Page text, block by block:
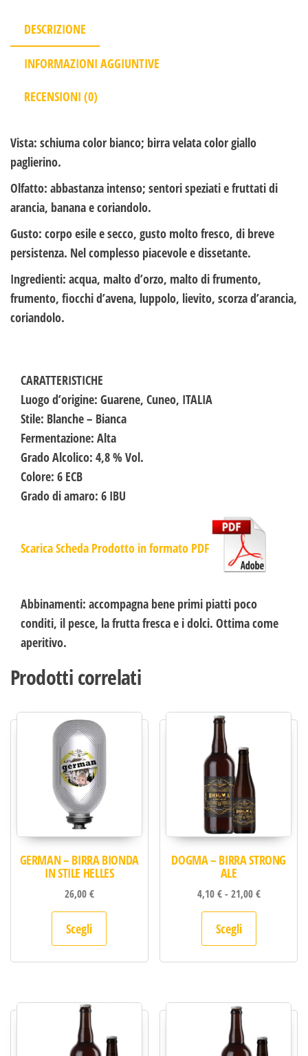
DESCRIZIONE
INFORMAZIONI AGGIUNTIVE
RECENSIONI (0)
Vista: schiuma color bianco; birra velata color giallo
paglierino.
Olfatto: abbastanza intenso; sentori speziati e fruttati di
arancia, banana e coriandolo.
Gusto: corpo esile e secco, gusto molto fresco, di breve
persistenza. Nel complesso piacevole e dissetante.
Ingredienti: acqua, malto d’orzo, malto di frumento,
frumento, fiocchi d’avena, luppolo, lievito, scorza d’arancia,
coriandolo.
CARATTERISTICHE
Luogo d’origine: Guarene, Cuneo, ITALIA
Stile: Blanche – Bianca
Fermentazione: Alta
Grado Alcolico: 4,8 % Vol.
Colore: 6 ECB
Grado di amaro: 6 IBU
Scarica Scheda Prodotto in formato PDF
Abbinamenti: accompagna bene primi piatti poco
conditi, il pesce, la frutta fresca e i dolci. Ottima come
aperitivo.
Prodotti correlati
GERMAN – BIRRA BIONDA
IN STILE HELLES
26,00€
Scegli
Questo prodotto ha più varianti. Le
DOGMA – BIRRA STRONG
ALE
4,10€ - 21,00€Fascia di
Scegli
Questo